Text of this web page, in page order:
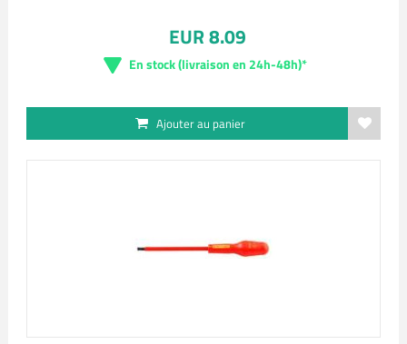
EUR 8.09
En stock (livraison en 24h-48h)*
Ajouter au panier